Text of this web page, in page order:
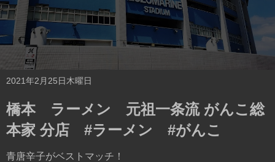
2021年2月25日木曜日
橋本 ラーメン 元祖一条流 がんこ総
本家 分店 #ラーメン #がんこ
青唐辛子がベストマッチ！